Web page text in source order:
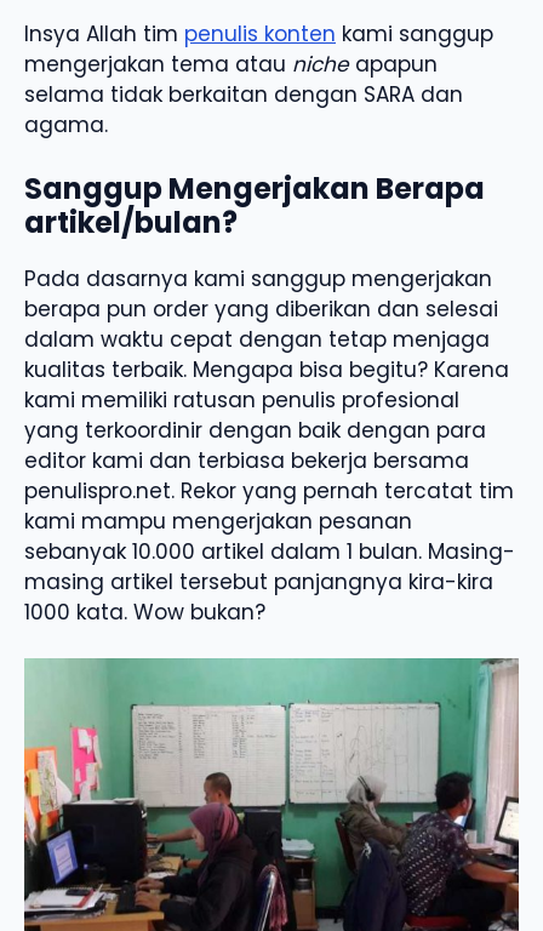
Insya Allah tim penulis konten kami sanggup
mengerjakan tema atau nicheapapun
selama tidak berkaitan dengan SARA dan
agama.
Sanggup Mengerjakan Berapa
artikel/bulan?
Pada dasarnya kami sanggup mengerjakan
berapa pun order yang diberikan dan selesai
dalam waktu cepat dengan tetap menjaga
kualitas terbaik. Mengapa bisa begitu? Karena
kami memiliki ratusan penulis profesional
yang terkoordinir dengan baik dengan para
editor kami dan terbiasa bekerja bersama
penulispro.net. Rekor yang pernah tercatat tim
kami mampu mengerjakan pesanan
sebanyak 10.000 artikel dalam 1 bulan. Masing-
masing artikel tersebut panjangnya kira-kira
1000 kata. Wow bukan?